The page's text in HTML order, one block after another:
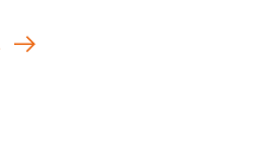
ragam sayur dan